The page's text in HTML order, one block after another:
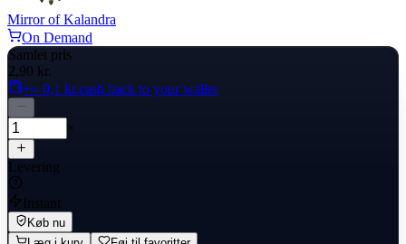
Mirror of Kalandra
On Demand
Samlet pris
2,90 kr.
+≈ 0,1 kr.cash back to your wallet
×
Levering
Instant
Køb nu